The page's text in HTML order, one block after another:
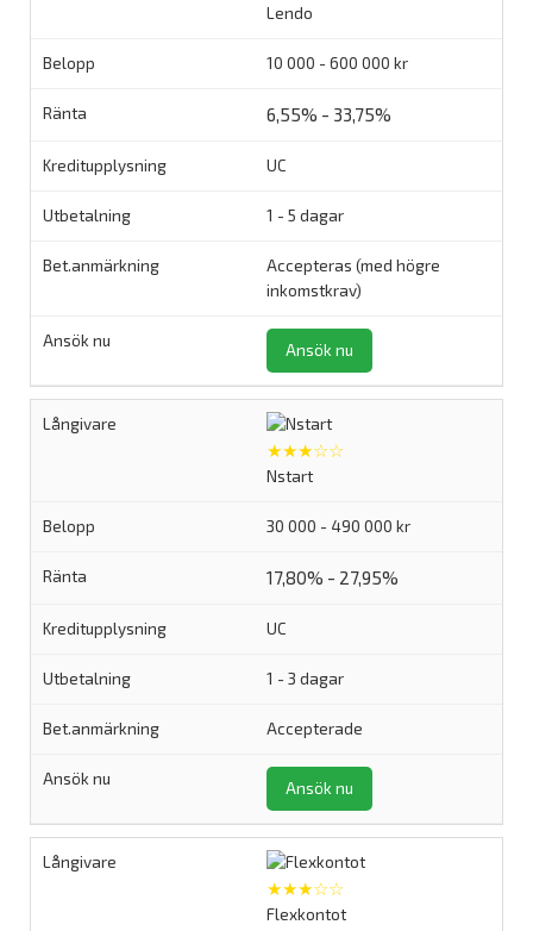
Lendo
10 000 - 600 000 kr
6,55% - 33,75%
UC
1 - 5 dagar
Accepteras (med högre
inkomstkrav)
Ansök nu
★★★☆☆
Nstart
30 000 - 490 000 kr
17,80% - 27,95%
UC
1 - 3 dagar
Accepterade
Ansök nu
★★★☆☆
Flexkontot